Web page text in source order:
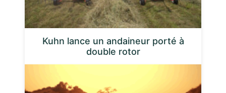
Kuhn lance un andaineur porté à
double rotor